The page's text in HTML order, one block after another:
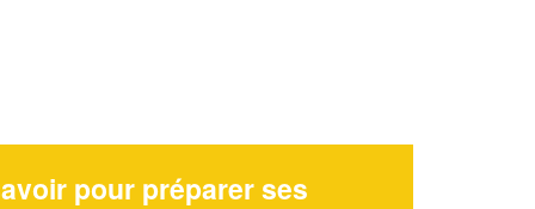
pour préparer ses